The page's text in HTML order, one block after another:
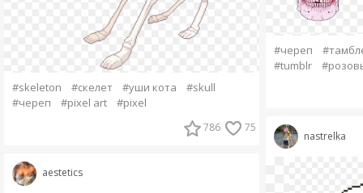
#skeleton #скелет #уши кота
#skull
#череп
#pixel art #pixel
786 75
aestetics
#череп
#tumblr
nastrelka